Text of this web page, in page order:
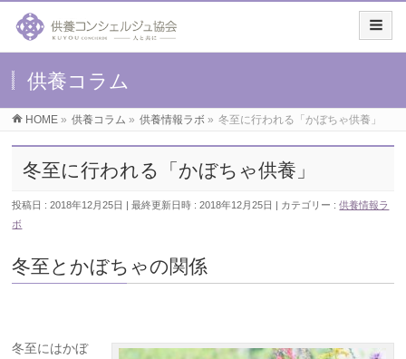
供養コラム
HOME » 供養コラム » 供養情報ラボ » 冬至に行われる「かぼちゃ供養」
冬至に行われる「かぼちゃ供養」
投稿日 : 2018年12月25日 最終更新日時 : 2018年12月25日 カテゴリー :供養情報ラ
ボ
冬至とかぼちゃの関係
冬至にはかぼ